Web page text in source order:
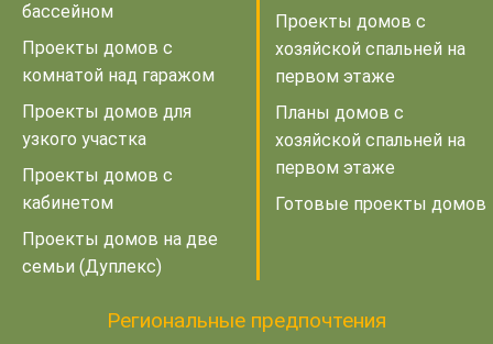
бассейном
Проекты домов с
комнатой над гаражом
Проекты домов для
узкого участка
Проекты домов с
кабинетом
Проекты домов на две
семьи (Дуплекс)
Проекты домов с
хозяйской спальней на
первом этаже
Планы домов с
хозяйской спальней на
первом этаже
Готовые проекты домов
Региональные предпочтения